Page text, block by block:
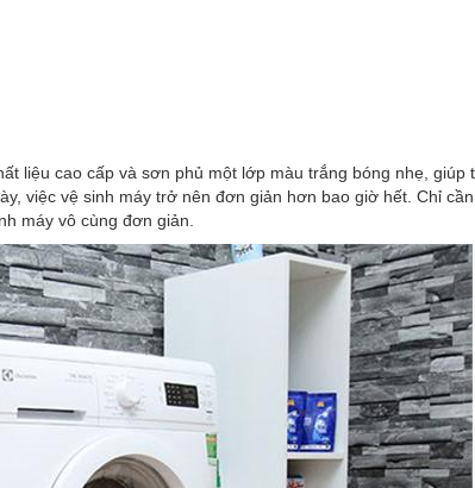
liệu cao cấp và sơn phủ một lớp màu trắng bóng nhẹ, giúp
việc vệ sinh máy trở nên đơn giản hơn bao giờ hết. Chỉ
máy vô cùng đơn giản.